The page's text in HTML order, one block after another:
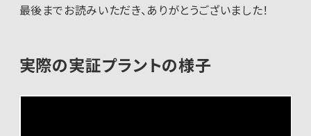
最後までお読みいただき、ありがとうございました！
実際の実証プラントの様子